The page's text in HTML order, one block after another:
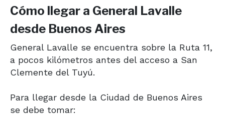
Cómo llegar a General Lavalle
desde Buenos Aires
General Lavalle se encuentra sobre la Ruta 11,
a pocos kilómetros antes del acceso a San
Clemente del Tuyú.
Para llegar desde la Ciudad de Buenos Aires
se debe tomar: